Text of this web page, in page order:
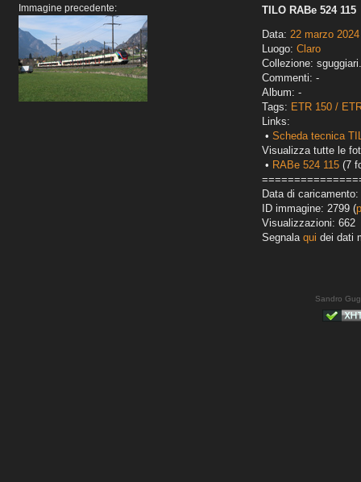
Immagine precedente:
TILO RABe 524 115
Data: 22 marzo 2024
Luogo: Claro
Collezione:
Commenti: -
Album: -
Tags: ETR 150 /
Links:
• Scheda tecnica
Visualizza tutte le
• RABe 524 115 (7
Data di
ID immagine: 2799 (
Visualizzazioni: 662
Segnala qui dei dati
Sandro